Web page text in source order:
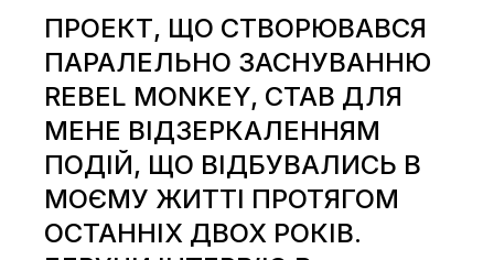
ПРОЕКТ, ЩО СТВОРЮВАВСЯ
ПАРАЛЕЛЬНО ЗАСНУВАННЮ
REBEL MONKEY, СТАВ ДЛЯ
МЕНЕ ВІДЗЕРКАЛЕННЯМ
ПОДІЙ, ЩО ВІДБУВАЛИСЬ В
МОЄМУ ЖИТТІ ПРОТЯГОМ
ОСТАННІХ ДВОХ РОКІВ.